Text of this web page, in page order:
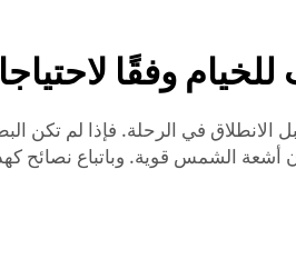
وفقًا
في الرحلة. فإذا لم تكن
أشعة الشمس قوية. وباتباع نصائح